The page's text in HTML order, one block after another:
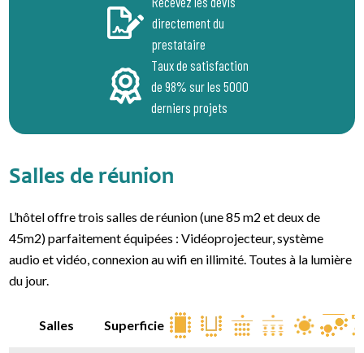
directement du
prestataire
Taux de satisfaction
de 98% sur les 5000
derniers projets
Salles de réunion
L’hôtel offre trois salles de réunion (une 85 m2 et deux de
45m2) parfaitement équipées : Vidéoprojecteur, système
audio et vidéo, connexion au wifi en illimité. Toutes à la lumière
du jour.
Salles Superficie